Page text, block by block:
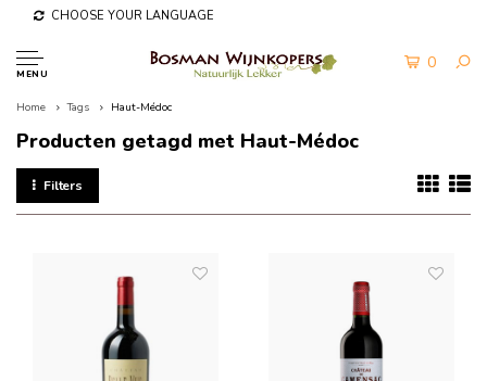
CHOOSE YOUR LANGUAGE
MENU
0
Home Tags Haut-Médoc
Producten getagd met Haut-Médoc
Filters